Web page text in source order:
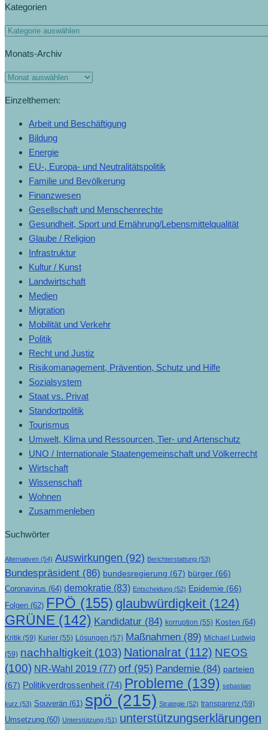
Kategorien
Monats-Archiv
Einzelthemen:
Arbeit und Beschäftigung
Bildung
Energie
EU-, Europa- und Neutralitätspolitik
Familie und Bevölkerung
Finanzwesen
Gesellschaft und Menschenrechte
Gesundheit, Sport und Ernährung/Lebensmittelqualität
Glaube / Religion
Infrastruktur
Kultur / Kunst
Landwirtschaft
Medien
Migration
Mobilität und Verkehr
Politik
Recht und Justiz
Risikomanagement, Prävention, Schutz und Hilfe
Sozialsystem
Staat vs. Privat
Standortpolitik
Tourismus
Umwelt, Klima und Ressourcen, Tier- und Artenschutz
UNO / Internationale Staatengemeinschaft und Völkerrecht
Wirtschaft
Wissenschaft
Wohnen
Zusammenleben
Suchwörter
Alternativen (54) Auswirkungen (92) Berichterstattung (53)
Bundespräsident (86) bundesregierung (67) bürger (66)
Coronavirus (64) demokratie (83) Entscheidung (52) Epidemie (66)
Folgen (62) FPÖ (155) glaubwürdigkeit (124)
GRÜNE (142) Kandidatur (84) korruption (55) Kosten (64)
Kritik (59) Kurier (55) Lösungen (57) Maßnahmen (89) Michael Ludwig
(59) nachhaltigkeit (103) Nationalrat (112) NEOS
(100) NR-Wahl 2019 (77) orf (95) Pandemie (84) parteien
(67) Politikverdrossenheit (74) Probleme (139) sebastian
kurz (53) Souverän (61) spö (215) Strategie (52) transparenz (59)
Umsetzung (60) Unterstützung (51) unterstützungserklärungen